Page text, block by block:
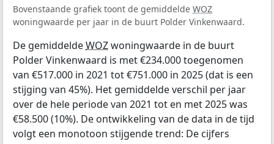
Bovenstaande grafiek toont de gemiddelde WOZ
woningwaarde per jaar in de buurt Polder Vinkenwaard.
De gemiddeldeWOZwoningwaarde in de buurt
Polder Vinkenwaard is met €234.000 toegenomen
van €517.000 in 2021 tot €751.000 in 2025 (dat is een
stijging van 45%). Het gemiddelde verschil per jaar
over de hele periode van 2021 tot en met 2025 was
€58.500 (10%). De ontwikkeling van de data in de tijd
volgt een monotoon stijgende trend: De cijfers